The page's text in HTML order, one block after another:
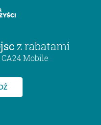
z rabatami
Mobile